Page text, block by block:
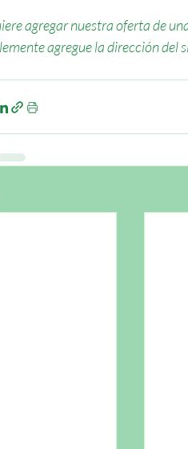
agregar nuestra oferta de
agregue la dirección del